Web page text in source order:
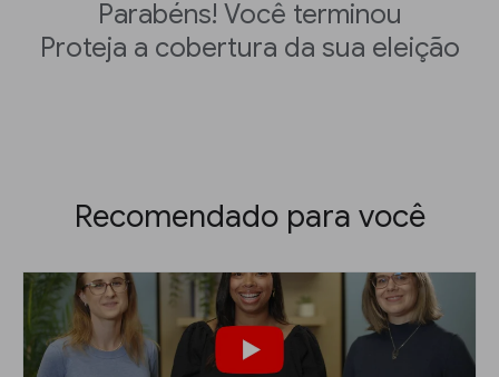
Parabéns! Você terminou
Proteja a cobertura da sua eleição
Recomendado para você